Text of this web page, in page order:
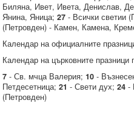
Биляна, Ивет, Ивета, Денислав,
Янина, Яница; 27- Всички светии
(Петровден) - Камен, Камена,
Календар на официалните
Календар на църковните
7- Св. мчца Валерия; 10-
Петдесетница; 21 - Свети дух; 24-
(Петровден)